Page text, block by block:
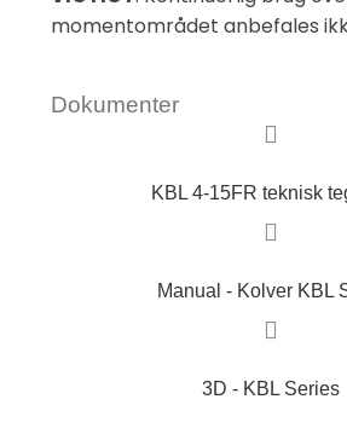
momentområdet anbefales
Dokumenter
KBL 4-15FR teknisk
Manual - Kolver KBL
3D - KBL Series